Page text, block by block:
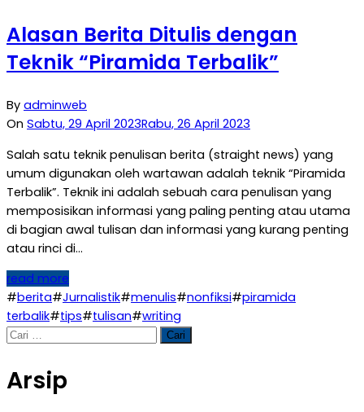
Alasan Berita Ditulis dengan
Teknik “Piramida Terbalik”
By adminweb
On Sabtu, 29 April 2023Rabu, 26 April 2023
Salah satu teknik penulisan berita (straight news) yang
umum digunakan oleh wartawan adalah teknik “Piramida
Terbalik”. Teknik ini adalah sebuah cara penulisan yang
memposisikan informasi yang paling penting atau utama
di bagian awal tulisan dan informasi yang kurang penting
atau rinci di…
read more
#berita#Jurnalistik#menulis#nonfiksi#piramida
terbalik#tips#tulisan#writing
Cari
Arsip